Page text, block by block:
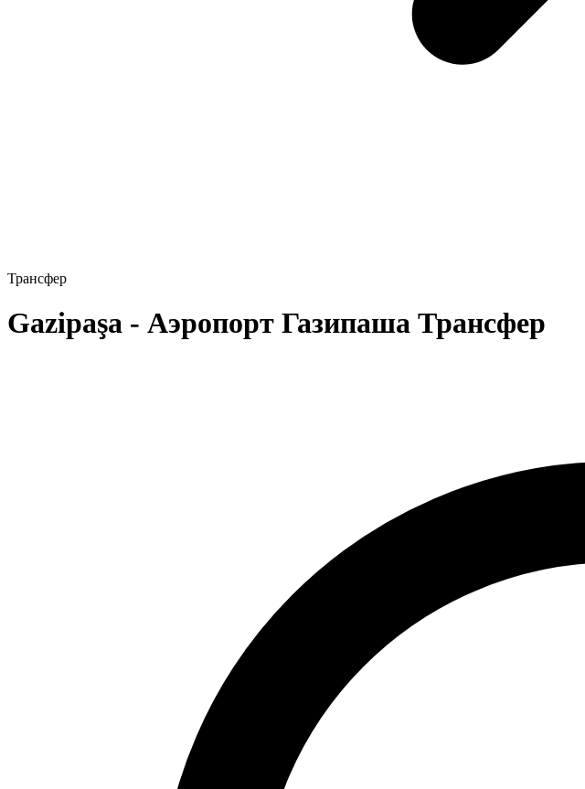
Трансфер
Gazipaşa - Аэропорт Газипаша Трансфер